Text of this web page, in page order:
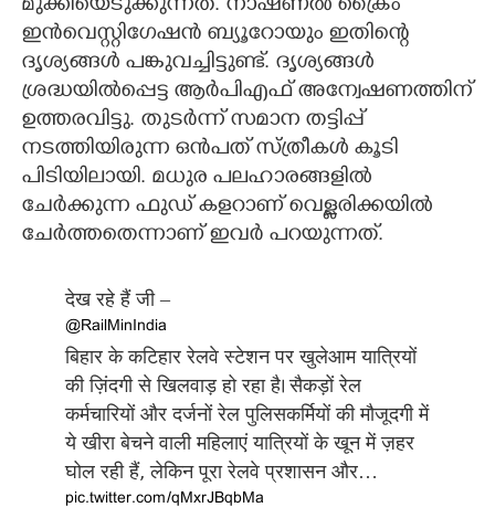
മുക്കിയെടുക്കുന്നത്. നാഷണൽ ക്രൈം
ഇൻവെസ്റ്റിഗേഷൻ ബ്യൂറോയും ഇതിന്റെ
ദൃശ്യങ്ങൾ പങ്കുവച്ചിട്ടുണ്ട്. ദൃശ്യങ്ങൾ
ശ്രദ്ധയിൽപ്പെട്ട ആർപിഎഫ് അന്വേഷണത്തിന്
ഉത്തരവിട്ടു. തുടർന്ന് സമാന തട്ടിപ്പ്
നടത്തിയിരുന്ന ഒൻപത് സ്ത്രീകൾ കൂടി
പിടിയിലായി. മധുര പലഹാരങ്ങളിൽ
ചേർക്കുന്ന ഫുഡ് കളറാണ് വെള്ളരിക്കയിൽ
ചേർത്തതെന്നാണ് ഇവർ പറയുന്നത്.
देख रहे हैं
@RailMinIndia
जी –
बिहार के कटिहार रेलवे स्टेशन पर खुलेआम यात्रियों
की ज़िंदगी से खिलवाड़ हो रहा है। सैकड़ों रेल
कर्मचारियों और दर्जनों रेल पुलिसकर्मियों की मौजूदगी में
ये खीरा बेचने वाली महिलाएं यात्रियों के खून में ज़हर
घोल रही हैं, लेकिन पूरा रेलवे प्रशासन और…
pic.twitter.com/qMxrJBqbMa